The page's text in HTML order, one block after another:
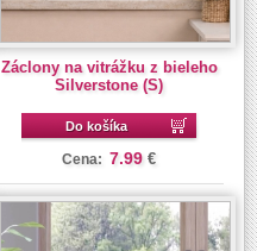
Záclony na vitrážku z bieleho
Silverstone (S)
Do košíka
Cena: 7.99 €